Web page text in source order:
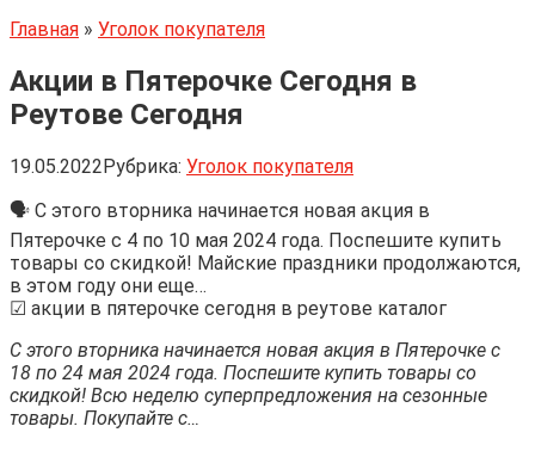
Главная » Уголок покупателя
Акции в Пятерочке Сегодня в
Реутове Сегодня
19.05.2022Рубрика: Уголок покупателя
🗣 С этого вторника начинается новая акция в
Пятерочке с 4 по 10 мая 2024 года. Поспешите купить
товары со скидкой! Майские праздники продолжаются,
в этом году они еще…
☑ акции в пятерочке сегодня в реутове каталог
С этого вторника начинается новая акция в Пятерочке с
18 по 24 мая 2024 года. Поспешите купить товары со
скидкой! Всю неделю суперпредложения на сезонные
товары. Покупайте с…